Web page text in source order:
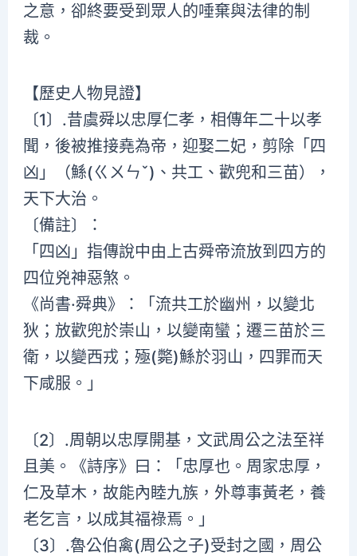
之意，卻終要受到眾人的唾棄與法律的制
裁。
【歷史人物見證】
〔1〕.昔虞舜以忠厚仁孝，相傳年二十以孝
聞，後被推接堯為帝，迎娶二妃，剪除「四
凶」（鯀(ㄍㄨㄣˇ)、共工、歡兜和三苗），
天下大治。
〔備註〕：
「四凶」指傳說中由上古舜帝流放到四方的
四位兇神惡煞。
《尚書·舜典》：「流共工於幽州，以變北
狄；放歡兜於崇山，以變南蠻；遷三苗於三
衛，以變西戎；殛(斃)鯀於羽山，四罪而天
下咸服。」
〔2〕.周朝以忠厚開基，文武周公之法至祥
且美。《詩序》曰：「忠厚也。周家忠厚，
仁及草木，故能內睦九族，外尊事黃老，養
老乞言，以成其福祿焉。」
〔3〕.魯公伯禽(周公之子)受封之國，周公